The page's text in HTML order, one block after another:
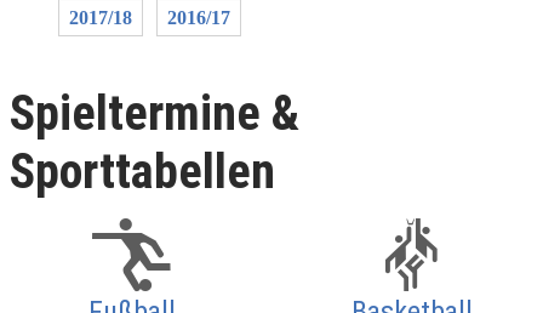
2017/18 2016/17
Spieltermine &
Sporttabellen